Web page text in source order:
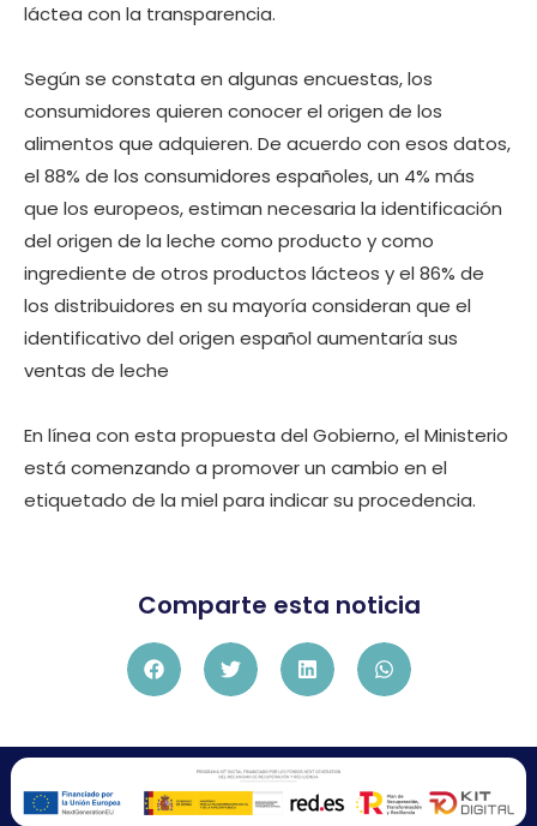
láctea con la transparencia.
Según se constata en algunas encuestas, los
consumidores quieren conocer el origen de los
alimentos que adquieren. De acuerdo con esos datos,
el 88% de los consumidores españoles, un 4% más
que los europeos, estiman necesaria la identificación
del origen de la leche como producto y como
ingrediente de otros productos lácteos y el 86% de
los distribuidores en su mayoría consideran que el
identificativo del origen español aumentaría sus
ventas de leche
En línea con esta propuesta del Gobierno, el Ministerio
está comenzando a promover un cambio en el
etiquetado de la miel para indicar su procedencia.
Comparte esta noticia